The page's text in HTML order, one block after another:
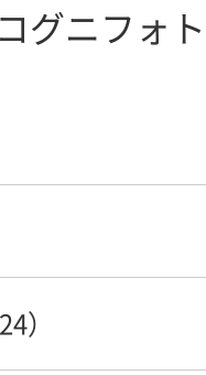
コグニフォ
トベースを利用したい
で開けるようにショー
る（新規登録）にはど
）